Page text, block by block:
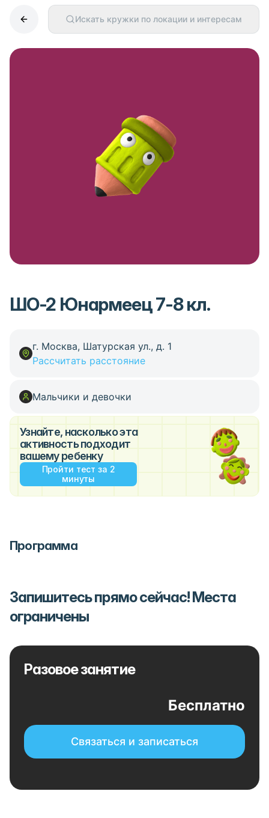
Искать кружки по локации и интересам
ШО-2 Юнармеец 7-8 кл.
г. Москва, Шатурская ул., д. 1
Рассчитать расстояние
Мальчики и девочки
Узнайте, насколько эта
активность подходит
вашему ребенку
Пройти тест за 2
минуты
Программа
Запишитесь прямо сейчас! Места
ограничены
Разовое занятие
Бесплатно
Связаться и записаться